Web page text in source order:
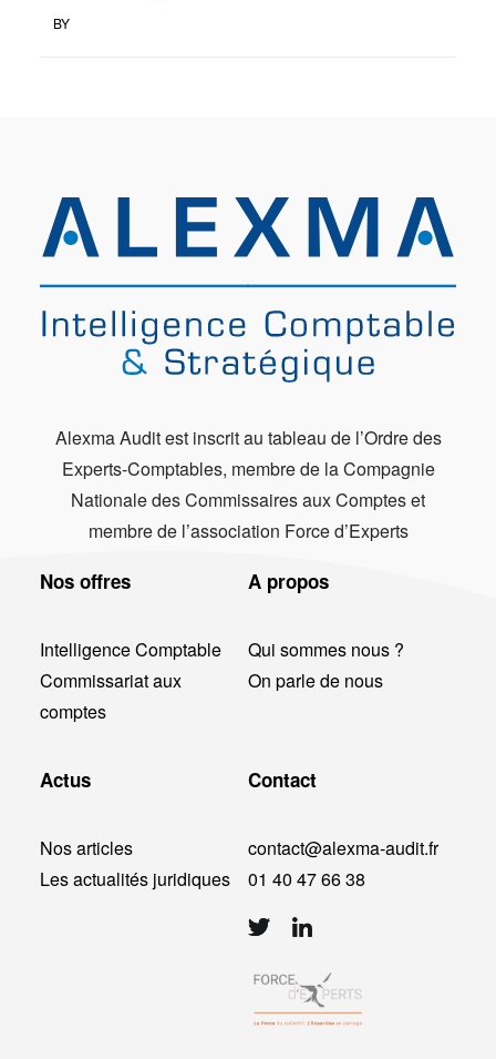
BY
Alexma Audit est inscrit au tableau de l’Ordre des
Experts-Comptables, membre de la Compagnie
Nationale des Commissaires aux Comptes et
membre de l’association Force d’Experts
Nos offres
Intelligence Comptable
Commissariat aux
comptes
A propos
Qui sommes nous ?
On parle de nous
Actus
Nos articles
Les actualités juridiques
Contact
contact@alexma-audit.fr
01 40 47 66 38